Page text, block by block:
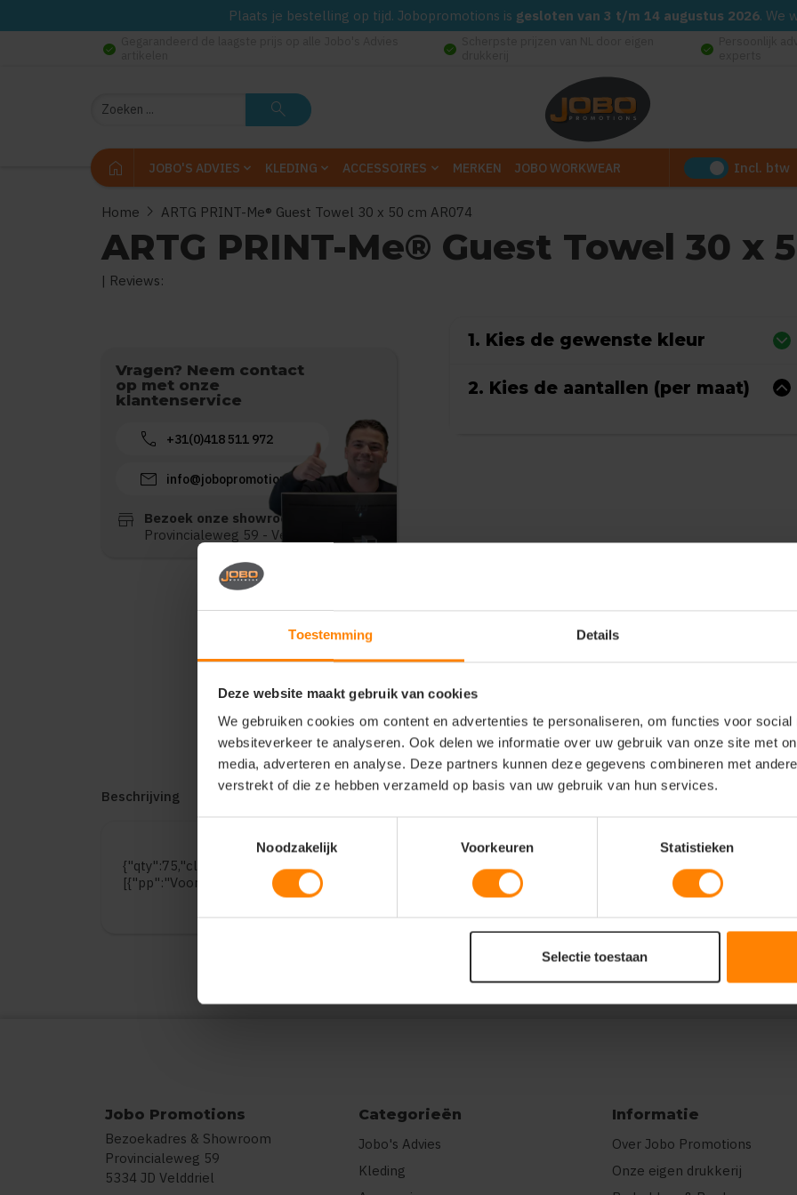
Toestemming Details
Deze website maakt gebruik van cookies
We gebruiken cookies om content en advertenties te personaliseren, om functies voor social
websiteverkeer te analyseren. Ook delen we informatie over uw gebruik van onze site met
media, adverteren en analyse. Deze partners kunnen deze gegevens combineren met
verstrekt of die ze hebben verzameld op basis van uw gebruik van hun services.
Noodzakelijk
Voorkeuren Statistieken
Selectie toestaan
Plaats je bestelling op tijd. Jobopromotions is gesloten van 3 t/m 14 augustus 2026. We
check_circle check_circle check_circle
Zoeken search
home JOBO'S ADVIES KLEDING ACCESSOIRES MERKEN JOBO WORKWEAR Incl. btw
Home chevron_right ARTG PRINT-Me® Guest Towel 30 x 50 cm AR074
ARTG PRINT-Me® Guest Towel 30 x
| Reviews:
Vragen? Neem contact
op met onze
klantenservice
call +31(0)418 511 972
mail info@jobopromotions.nl
store
Bezoek onze showroom:
Provincialeweg 59 - Velddriel
1. Kies de gewenste kleur
2. Kies de aantallen (per maat)
Beschrijving
{"qty":75,"clr":"Light Grey","szs":{"30 x 50 cm":75},"prnts":
[{"pp":"Voorzijde","pt":"Bedrukking","ct":"Twee kleuren"}]}
Jobo Promotions
Bezoekadres & Showroom
Provincialeweg 59
5334 JD Velddriel
Categorieën
Jobo's Advies
Kleding
Informatie
Over Jobo Promotions
Onze eigen drukkerij